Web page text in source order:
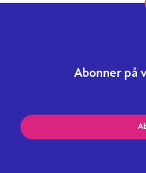
Abonner på